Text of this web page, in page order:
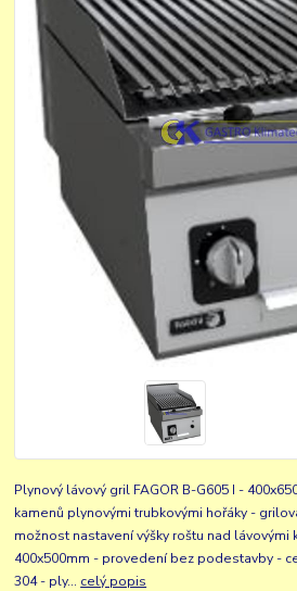
Plynový lávový gril FAGOR B-G605 I -
kamenů plynovými trubkovými hořáky -
možnost nastavení výšky roštu nad lávovými
400x500mm - provedení bez podestavby -
304 - ply... celý popis